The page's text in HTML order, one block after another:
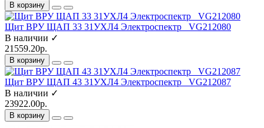
В корзину
Щит ВРУ ЩАП 33 31УХЛ4 Электроспектр _VG212080
В наличии ✓
21559.20р.
В корзину
Щит ВРУ ЩАП 43 31УХЛ4 Электроспектр _VG212087
В наличии ✓
23922.00р.
В корзину